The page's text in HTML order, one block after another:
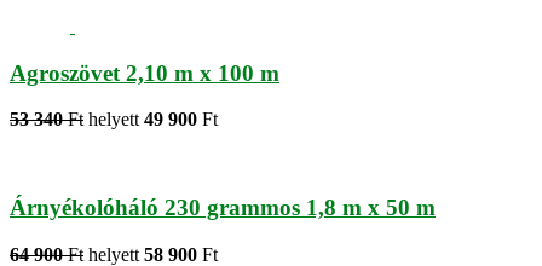
Agroszövet 2,10 m x 100 m
53 340 Ft helyett 49 900 Ft
Árnyékolóháló 230 grammos 1,8 m x 50 m
64 900 Ft helyett 58 900 Ft